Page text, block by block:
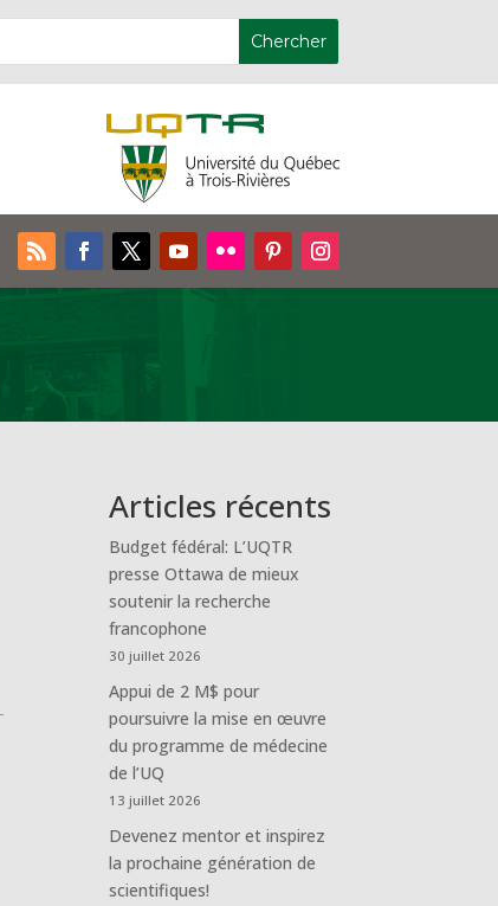
Articles récents
Budget fédéral: L’UQTR
presse Ottawa de mieux
soutenir la recherche
francophone
30 juillet 2026
Appui de 2 M$ pour
poursuivre la mise en œuvre
du programme de médecine
de l’UQ
13 juillet 2026
Devenez mentor et inspirez
la prochaine génération de
scientifiques!